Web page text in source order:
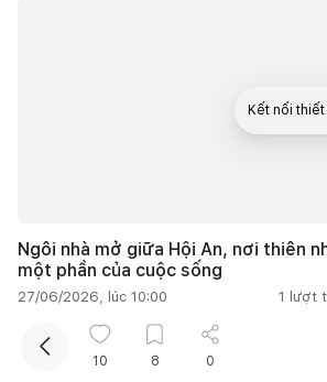
Ngôi nhà mở giữa Hội An, nơi thiên
một phần của cuộc sống
27/06/2026, lúc 10:00 1 lượt
Thu Nguyễn
10 8 0
Kết nối